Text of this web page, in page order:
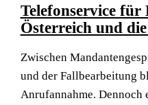
Telefonservice für
Österreich und
Zwischen
und der Fallbearbeitung
Anrufannahme. Dennoch